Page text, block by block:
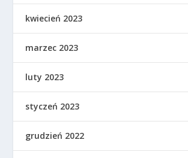
kwiecień 2023
marzec 2023
luty 2023
styczeń 2023
grudzień 2022